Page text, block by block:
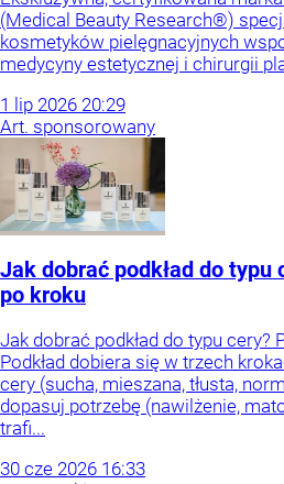
(Medical Beauty Research®)
kosmetyków pielęgnacyjnych
medycyny estetycznej i chirurgii
1 lip 2026 20:29
Art. sponsorowany
Jak dobrać podkład do typu
po kroku
Jak dobrać podkład do typu cery?
Podkład dobiera się w trzech
cery (sucha, mieszana, tłusta,
dopasuj potrzebę (nawilżenie,
trafi...
30 cze 2026 16:33